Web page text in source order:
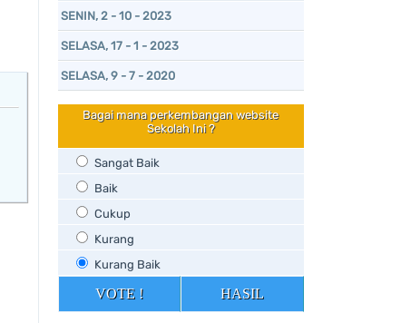
SENIN, 2 - 10 - 2023
SELASA, 17 - 1 - 2023
SELASA, 9 - 7 - 2020
Bagai mana perkembangan website
Sekolah Ini ?
Sangat Baik
Baik
Cukup
Kurang
Kurang Baik